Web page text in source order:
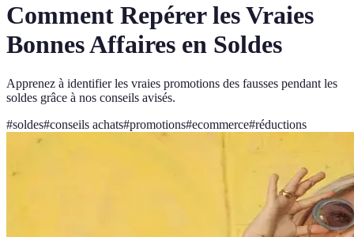
Comment Repérer les Vraies
Bonnes Affaires en Soldes
Apprenez à identifier les vraies promotions des fausses pendant les
soldes grâce à nos conseils avisés.
#soldes#conseils achats#promotions#ecommerce#réductions